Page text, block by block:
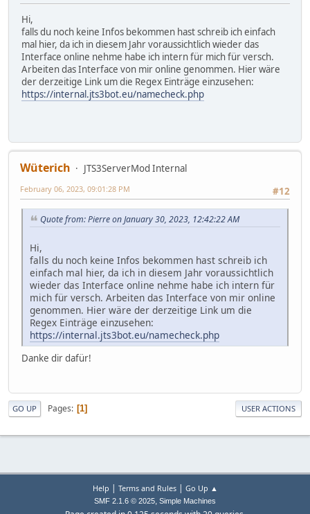
Hi,
falls du noch keine Infos bekommen hast schreib ich einfach
mal hier, da ich in diesem Jahr voraussichtlich wieder das
Interface online nehme habe ich intern für mich für versch.
Arbeiten das Interface von mir online genommen. Hier wäre
der derzeitige Link um die Regex Einträge einzusehen:
https://internal.jts3bot.eu/namecheck.php
Wüterich
JTS3ServerMod Internal
#12
February 06, 2023, 09:01:28 PM
Quote from: Pierre on January 30, 2023, 12:42:22 AM
Hi,
falls du noch keine Infos bekommen hast schreib ich
einfach mal hier, da ich in diesem Jahr voraussichtlich
wieder das Interface online nehme habe ich intern für
mich für versch. Arbeiten das Interface von mir online
genommen. Hier wäre der derzeitige Link um die
Regex Einträge einzusehen:
https://internal.jts3bot.eu/namecheck.php
Danke dir dafür!
GO UP Pages 1 USER ACTIONS
Help Terms and Rules| Go Up ▲
SMF 2.1.6 © 2025, Simple Machines